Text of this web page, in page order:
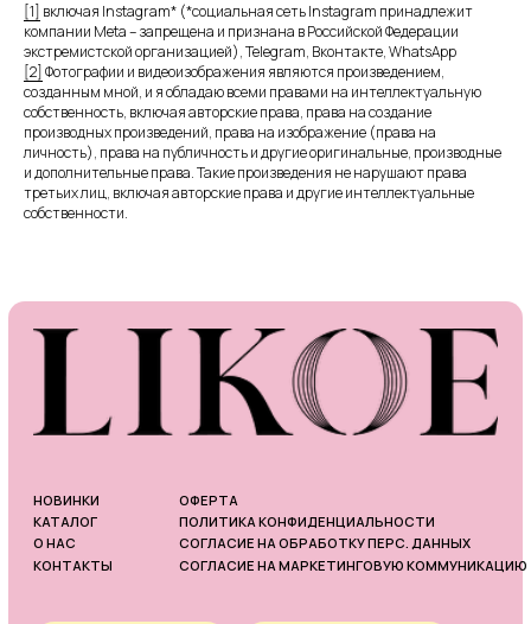
[1] включая Instagram* (*социальная сеть Instagram принадлежит
компании Meta – запрещена и признана в Российской Федерации
экстремистской организацией), Telegram, Вконтакте, WhatsApp
[2] Фотографии и видеоизображения являются произведением,
созданным мной, и я обладаю всеми правами на интеллектуальную
собственность, включая авторские права, права на создание
производных произведений, права на изображение (права на
личность), права на публичность и другие оригинальные, производные
и дополнительные права. Такие произведения не нарушают права
третьих лиц, включая авторские права и другие интеллектуальные
собственности.